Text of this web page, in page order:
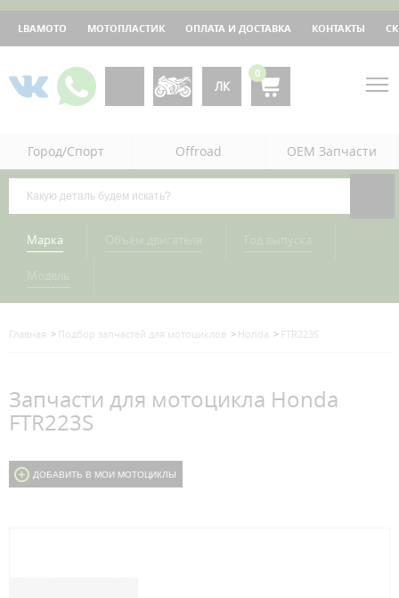
LBAMOTO МОТОПЛАСТИК ОПЛАТА И ДОСТАВКА КОНТАКТЫ
ЛК
0
Город/Спорт Offroad OEM Запчасти
Марка
Главная Подбор запчастей для мотоциклов Honda FTR223S
Запчасти для мотоцикла Honda
FTR223S
ДОБАВИТЬ В МОИ МОТОЦИКЛЫ